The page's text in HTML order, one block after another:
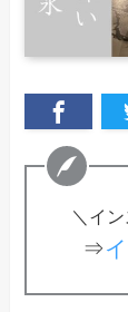
＼イ
⇒